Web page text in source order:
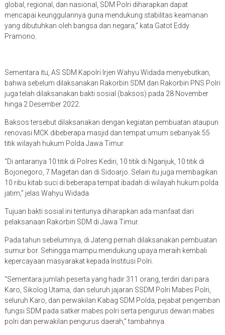
global, regional, dan nasional, SDM Polri diharapkan dapat
mencapai keunggulannya guna mendukung stabilitas keamanan
yang dibutuhkan oleh bangsa dan negara,” kata Gatot Eddy
Pramono.
Sementara itu, AS SDM Kapolri Irjen Wahyu Widada menyebutkan,
bahwa sebelum dilaksanakan Rakorbin SDM dan Rakorbin PNS Polri
juga telah dilaksanakan bakti sosial (baksos) pada 28 November
hinga 2 Desember 2022.
Baksos tersebut dilaksanakan dengan kegiatan pembuatan ataupun
renovasi MCK dibeberapa masjid dan tempat umum sebanyak 55
titik wilayah hukum Polda Jawa Timur.
“Di antaranya 10 titik di Polres Kediri, 10 titik di Nganjuk, 10 titik di
Bojonegoro, 7 Magetan dan di Sidoarjo. Selain itu juga membagikan
10 ribu kitab suci di beberapa tempat ibadah di wilayah hukum polda
jatim,” jelas Wahyu Widada.
Tujuan bakti sosial ini tentunya diharapkan ada manfaat dari
pelaksanaan Rakorbin SDM di Jawa Timur.
Pada tahun sebelumnya, di Jateng pernah dilaksanakan pembuatan
sumur bor. Sehingga mampu mendukung upaya meraih kembali
kepercayaan masyarakat kepada Institusi Polri.
“Sementara jumlah peserta yang hadir 311 orang, terdiri dari para
Karo, Sikolog Utama, dan seluruh jajaran SSDM Polri Mabes Polri,
seluruh Karo, dan perwakilan Kabag SDM Polda, pejabat pengemban
fungsi SDM pada satker mabes polri serta pengurus dewan mabes
polri dan perwakilan pengurus daerah,” tambahnya.